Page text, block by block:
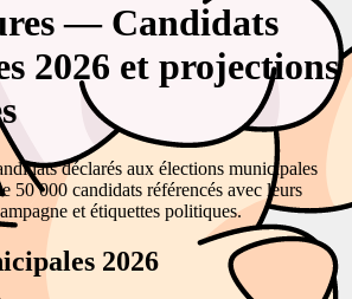
— Candidats
2026 et projections
déclarés aux élections municipales
50 000 candidats référencés avec leurs
et étiquettes politiques.
2026